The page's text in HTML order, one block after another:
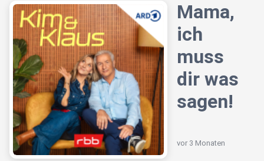
Mama,
ich
muss
dir was
sagen!
vor 3 Monaten